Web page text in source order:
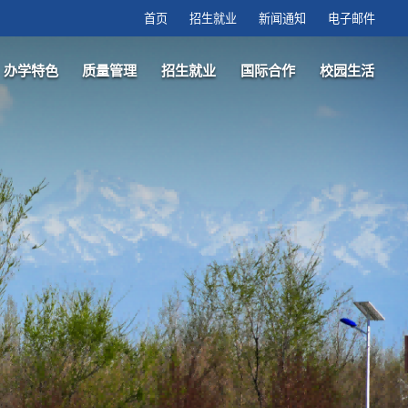
首页 招生就业 新闻通知 电子邮件
办学特色 质量管理 招生就业 国际合作 校园生活